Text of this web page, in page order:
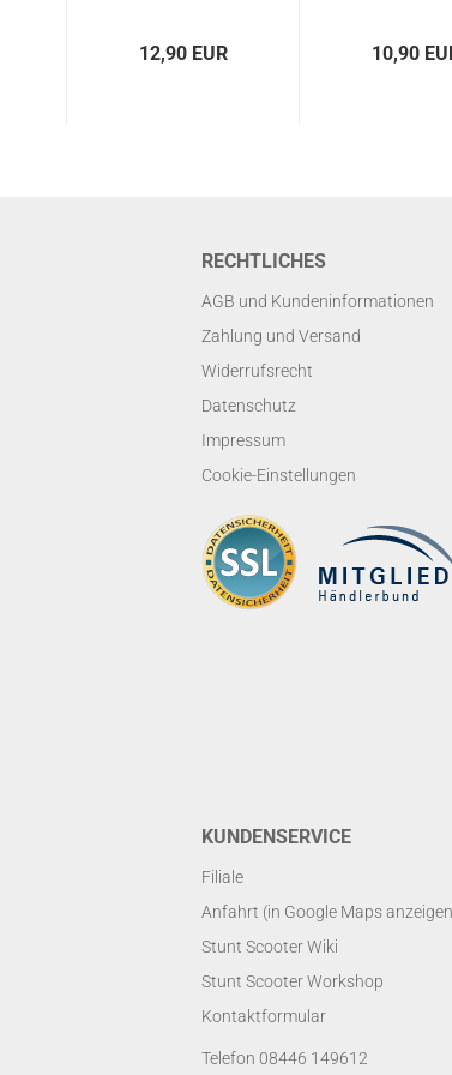
12,90 EUR 10,90
RECHTLICHES
AGB und Kundeninformationen
Zahlung und Versand
Widerrufsrecht
Datenschutz
Impressum
Cookie-Einstellungen
KUNDENSERVICE
Filiale
Anfahrt (in Google Maps
Stunt Scooter Wiki
Stunt Scooter Workshop
Kontaktformular
Telefon 08446 149612